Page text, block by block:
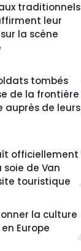
traditionnels
leur
la scène
tombés
de la frontière
auprès de leurs
officiellement
de Van
touristique
la culture
Europe